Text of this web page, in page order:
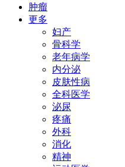
肿瘤
更多
妇产
骨科学
老年病学
内分泌
皮肤性病
全科医学
泌尿
疼痛
外科
消化
精神